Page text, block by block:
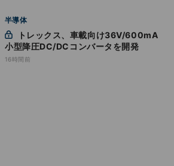
半導体
小型降圧DC/DCコンバータを開発
16時間前